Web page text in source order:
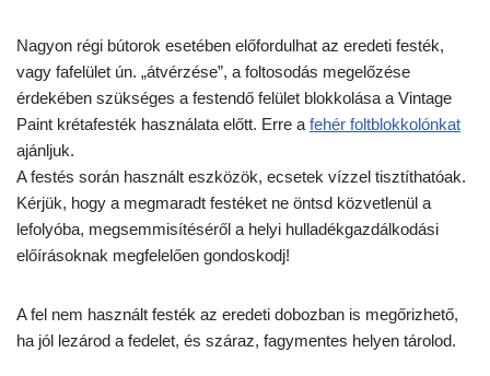
Nagyon régi bútorok esetében előfordulhat az eredeti festék,
vagy fafelület ún. „átvérzése”, a foltosodás megelőzése
érdekében szükséges a festendő felület blokkolása a Vintage
Paint krétafesték használata előtt. Erre a fehér foltblokkolónkat
ajánljuk.
A festés során használt eszközök, ecsetek vízzel tisztíthatóak.
Kérjük, hogy a megmaradt festéket ne öntsd közvetlenül a
lefolyóba, megsemmisítéséről a helyi hulladékgazdálkodási
előírásoknak megfelelően gondoskodj!
A fel nem használt festék az eredeti dobozban is megőrizhető,
ha jól lezárod a fedelet, és száraz, fagymentes helyen tárolod.